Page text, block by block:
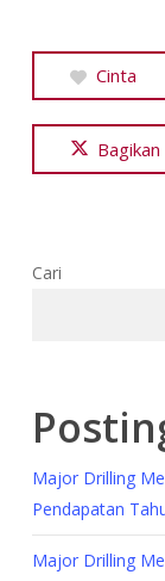
Cinta
Bagikan
Cari
Major Drilling
Pendapatan
Major Drilling